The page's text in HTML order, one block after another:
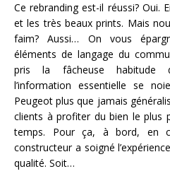
Ce rebranding est-il réussi? Oui.
et les très beaux prints. Mais
faim? Aussi… On vous
éléments de langage du
pris la fâcheuse habitude
l’information essentielle se
Peugeot plus que jamais
clients à profiter du bien le plus
temps. Pour ça, à bord, en
constructeur a soigné
qualité. Soit…